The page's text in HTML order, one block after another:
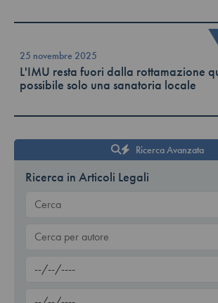
25 novembre 2025
L'IMU resta fuori dalla rottamazione
possibile solo una sanatoria locale
Ricerca Avanzata
Ricerca in Articoli Legali